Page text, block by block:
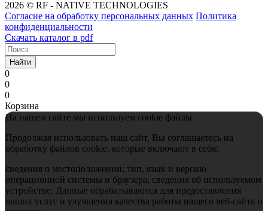
2026 © RF - NATIVE TECHNOLOGIES
Согласие на обработку персональных данных Политика
конфиденциальности
Скачать каталог в pdf
Найти
0
0
0
Корзина
На нашем сайте мы используем cookie файлы
Продолжая использовать наш сайт, Вы соглашаетесь на
обработку файлов cookie, которые включают в себя:
сведения о местоположении; тип, язык и версию
операционной системы и браузера; сведения об используемом
устройстве. Данные обрабатываются для предоставления
наших услуг и улучшения качества работы нашего веб-сайта и